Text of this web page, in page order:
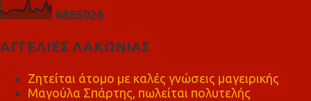
6865026
ΑΓΓΕΛΙΕΣ ΛΑΚΩΝΙΑΣ
Ζητείται άτομο με καλές γνώσεις μαγειρικής
Μαγούλα Σπάρτης, πωλείται πολυτελής